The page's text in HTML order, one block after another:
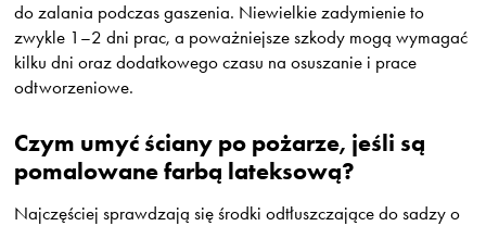
do zalania podczas gaszenia. Niewielkie zadymienie to
zwykle 1–2 dni prac, a poważniejsze szkody mogą wymagać
kilku dni oraz dodatkowego czasu na osuszanie i prace
odtworzeniowe.
Czym umyć ściany po pożarze, jeśli są
pomalowane farbą lateksową?
Najczęściej sprawdzają się środki odtłuszczające do sadzy o